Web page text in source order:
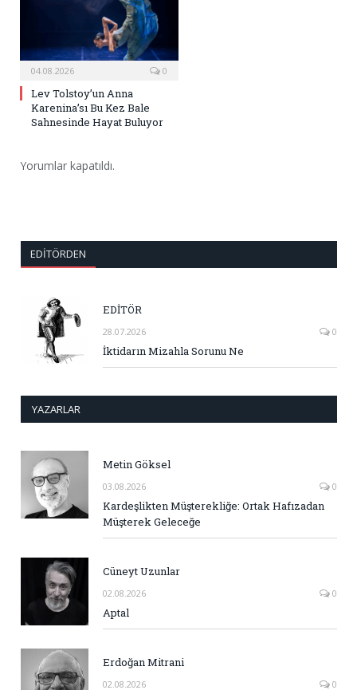
04.08.2026 0
Lev Tolstoy’un Anna
Karenina’sı Bu Kez Bale
Sahnesinde Hayat Buluyor
Yorumlar kapatıldı.
EDITÖRDEN
EDİTÖR
28.07.2026 0
İktidarın Mizahla Sorunu Ne
YAZARLAR
Metin Göksel
03.08.2026 0
Kardeşlikten Müşterekliğe: Ortak Hafızadan
Müşterek Geleceğe
Cüneyt Uzunlar
02.08.2026 0
Aptal
Erdoğan Mitrani
02.08.2026 0